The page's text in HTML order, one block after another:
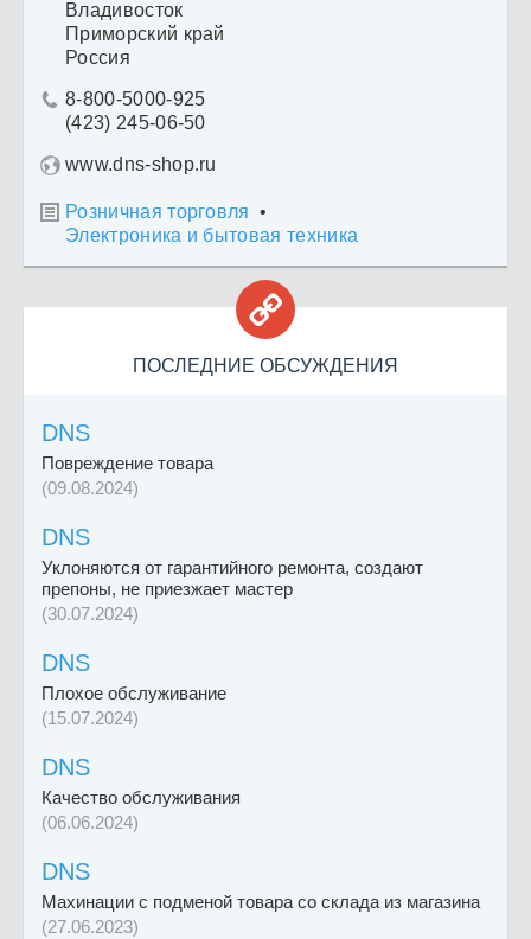
Владивосток
Приморский край
Россия
 8-800-5000-925
(423) 245-06-50
www.dns-shop.ru
 Розничная торговля •
Электроника и бытовая техника

ПОСЛЕДНИЕ ОБСУЖДЕНИЯ
DNS
Повреждение товара
(09.08.2024)
DNS
Уклоняются от гарантийного ремонта, создают
препоны, не приезжает мастер
(30.07.2024)
DNS
Плохое обслуживание
(15.07.2024)
DNS
Качество обслуживания
(06.06.2024)
DNS
Махинации с подменой товара со склада из магазина
(27.06.2023)